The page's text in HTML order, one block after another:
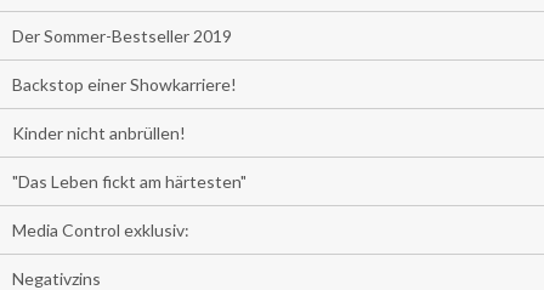
Der Sommer-Bestseller 2019
Backstop einer Showkarriere!
Kinder nicht anbrüllen!
"Das Leben fickt am härtesten"
Media Control exklusiv:
Negativzins